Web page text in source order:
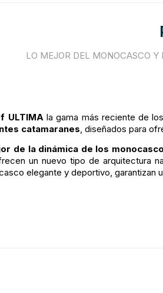
LO MEJOR DEL MONOCASCO
ULTIMAla gama más reciente de
catamaranes, diseñados para
de la dinámica de los
un nuevo tipo de arquitectura
elegante y deportivo,